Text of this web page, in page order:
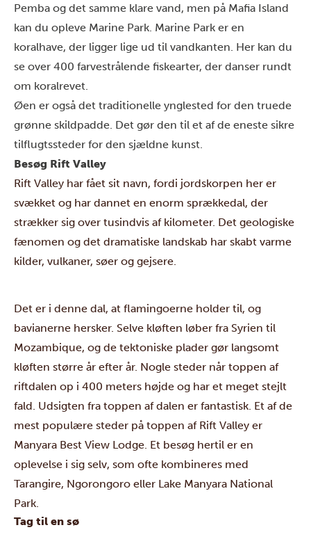
Pemba og det samme klare vand, men på Mafia Island
kan du opleve Marine Park. Marine Park er en
koralhave, der ligger lige ud til vandkanten. Her kan du
se over 400 farvestrålende fiskearter, der danser rundt
om koralrevet.
Øen er også det traditionelle ynglested for den truede
grønne skildpadde. Det gør den til et af de eneste sikre
tilflugtssteder for den sjældne kunst.
Besøg Rift Valley
Rift Valley har fået sit navn, fordi jordskorpen her er
svækket og har dannet en enorm sprækkedal, der
strækker sig over tusindvis af kilometer. Det geologiske
fænomen og det dramatiske landskab har skabt varme
kilder, vulkaner, søer og gejsere.
Det er i denne dal, at flamingoerne holder til, og
bavianerne hersker. Selve kløften løber fra Syrien til
Mozambique, og de tektoniske plader gør langsomt
kløften større år efter år. Nogle steder når toppen af
riftdalen op i 400 meters højde og har et meget stejlt
fald. Udsigten fra toppen af dalen er fantastisk. Et af de
mest populære steder på toppen af Rift Valley er
Manyara Best View Lodge. Et besøg hertil er en
oplevelse i sig selv, som ofte kombineres med
Tarangire, Ngorongoro eller Lake Manyara National
Park.
Tag til en sø